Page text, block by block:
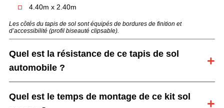
4.40m x 2.40m
Les côtés du tapis de sol sont équipés de bordures de finition et
d’accessibilité (profil biseauté clipsable).
Quel est la résistance de ce tapis de sol
automobile ?
Quel est le temps de montage de ce kit sol